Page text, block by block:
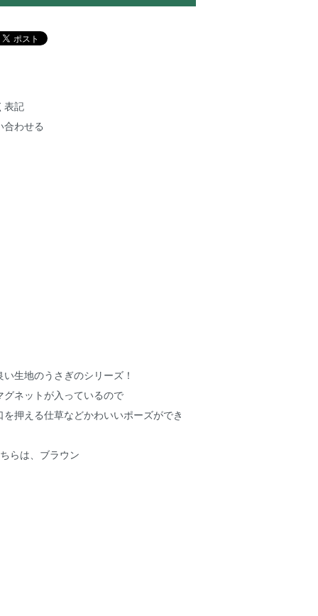
表記
合わせる
生地のうさぎのシリーズ！
ネットが入っているので
押える仕草などかわいいポーズができ
らは、ブラウン